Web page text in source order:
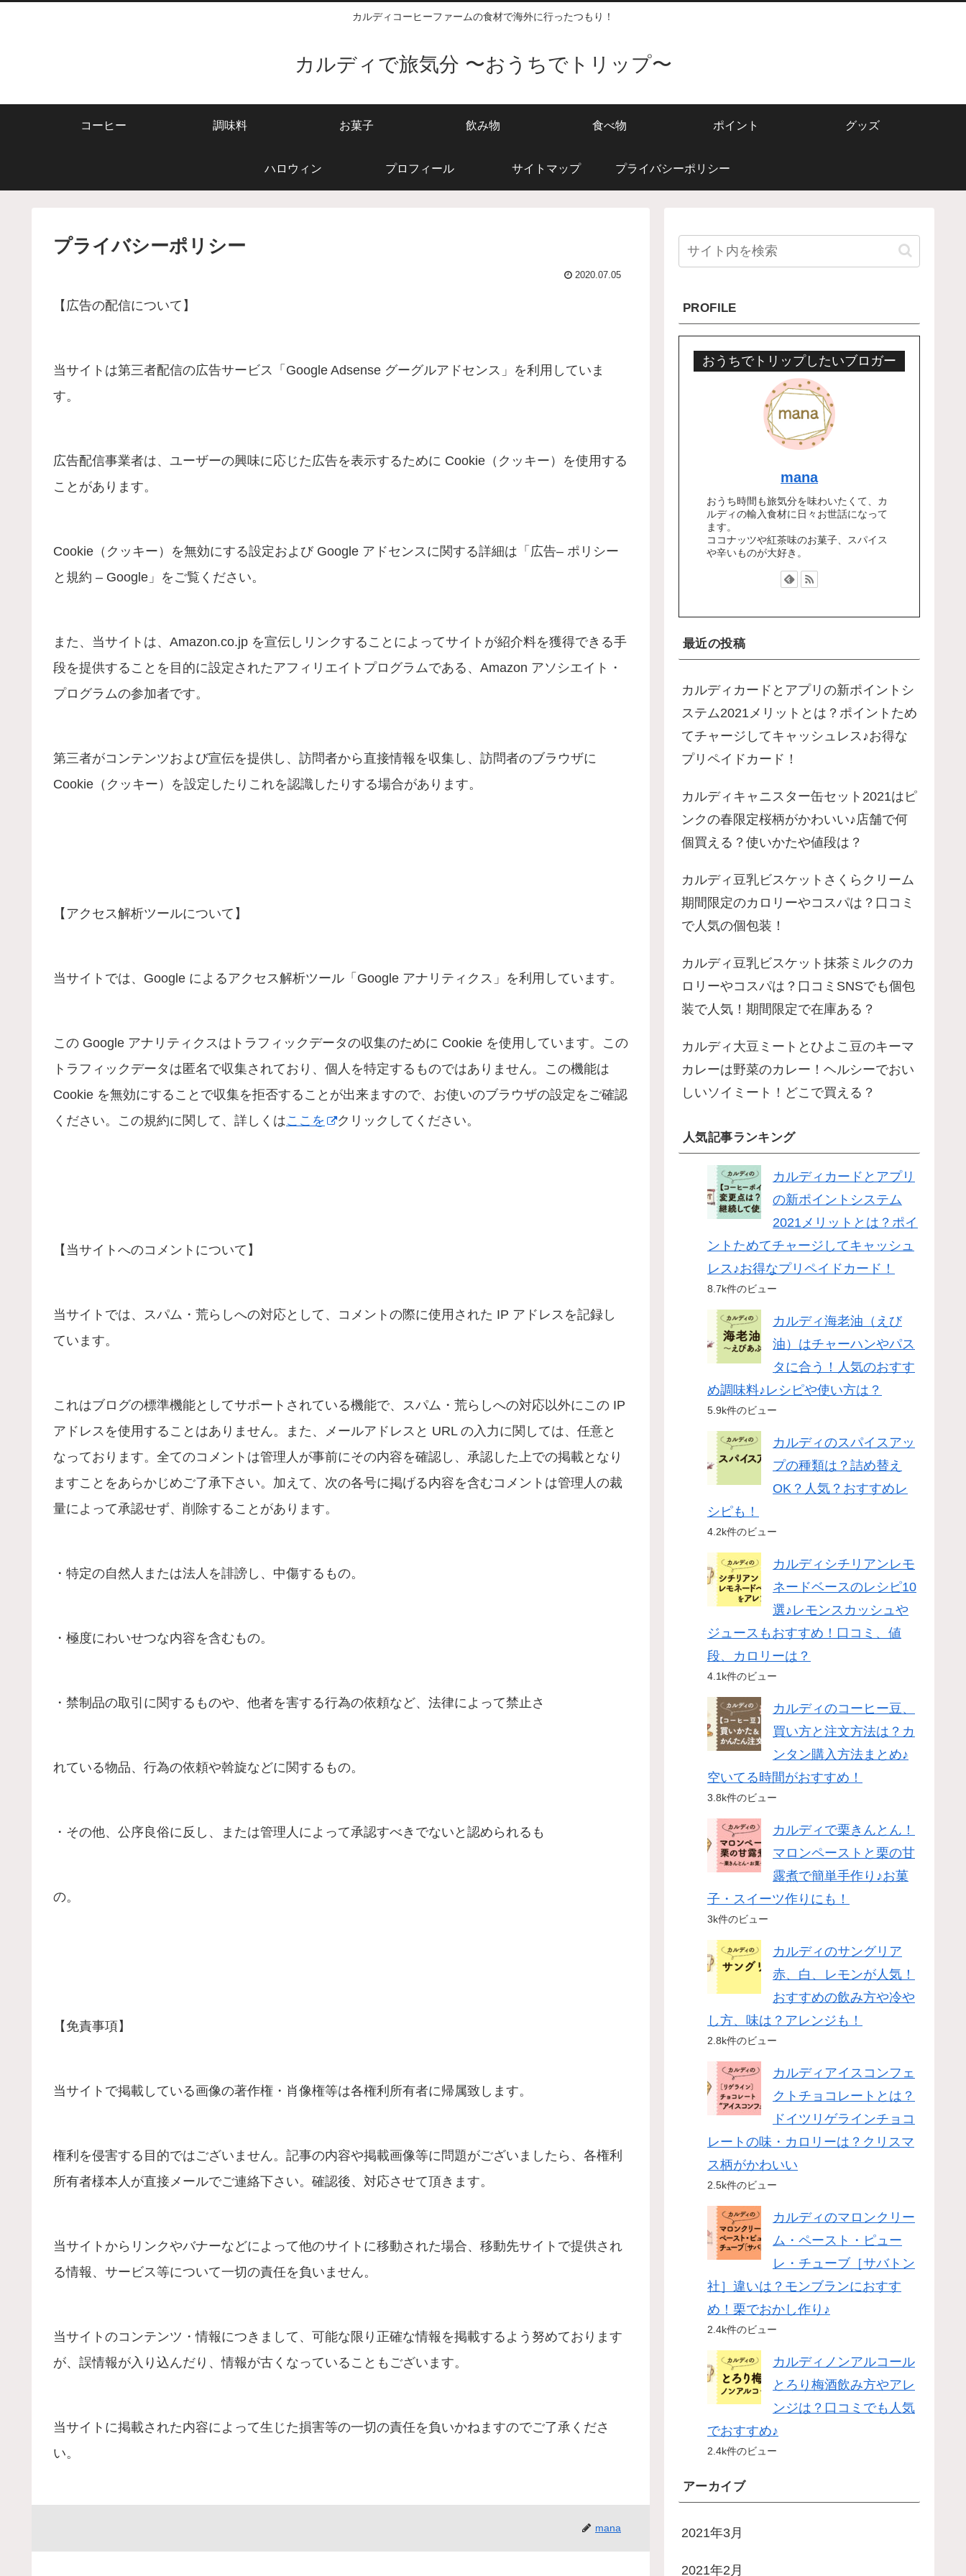
カルディコーヒーファームの食材で海外に行ったつもり！
カルディで旅気分 〜おうちでトリップ〜
コーヒー 調味料 お菓子 飲み物 食べ物 ポイント グッズ
ハロウィン プロフィール サイトマップ プライバシーポリシー
プライバシーポリシー
2020.07.05
【広告の配信について】
当サイトは第三者配信の広告サービス「Google Adsense グーグルアドセンス」を利用していま
す。
広告配信事業者は、ユーザーの興味に応じた広告を表示するために Cookie（クッキー）を使用する
ことがあります。
Cookie（クッキー）を無効にする設定および Google アドセンスに関する詳細は「広告– ポリシー
と規約 – Google」をご覧ください。
また、当サイトは、Amazon.co.jp を宣伝しリンクすることによってサイトが紹介料を獲得できる手
段を提供することを目的に設定されたアフィリエイトプログラムである、Amazon アソシエイト・
プログラムの参加者です。
第三者がコンテンツおよび宣伝を提供し、訪問者から直接情報を収集し、訪問者のブラウザに
Cookie（クッキー）を設定したりこれを認識したりする場合があります。
【アクセス解析ツールについて】
当サイトでは、Google によるアクセス解析ツール「Google アナリティクス」を利用しています。
この Google アナリティクスはトラフィックデータの収集のために Cookie を使用しています。この
トラフィックデータは匿名で収集されており、個人を特定するものではありません。この機能は
Cookie を無効にすることで収集を拒否することが出来ますので、お使いのブラウザの設定をご確認
ください。この規約に関して、詳しくはここを クリックしてください。
【当サイトへのコメントについて】
当サイトでは、スパム・荒らしへの対応として、コメントの際に使用された IP アドレスを記録し
ています。
これはブログの標準機能としてサポートされている機能で、スパム・荒らしへの対応以外にこの IP
アドレスを使用することはありません。また、メールアドレスと URL の入力に関しては、任意と
なっております。全てのコメントは管理人が事前にその内容を確認し、承認した上での掲載となり
ますことをあらかじめご了承下さい。加えて、次の各号に掲げる内容を含むコメントは管理人の裁
量によって承認せず、削除することがあります。
・特定の自然人または法人を誹謗し、中傷するもの。
・極度にわいせつな内容を含むもの。
・禁制品の取引に関するものや、他者を害する行為の依頼など、法律によって禁止さ
れている物品、行為の依頼や斡旋などに関するもの。
・その他、公序良俗に反し、または管理人によって承認すべきでないと認められるも
の。
【免責事項】
当サイトで掲載している画像の著作権・肖像権等は各権利所有者に帰属致します。
権利を侵害する目的ではございません。記事の内容や掲載画像等に問題がございましたら、各権利
所有者様本人が直接メールでご連絡下さい。確認後、対応させて頂きます。
当サイトからリンクやバナーなどによって他のサイトに移動された場合、移動先サイトで提供され
る情報、サービス等について一切の責任を負いません。
当サイトのコンテンツ・情報につきまして、可能な限り正確な情報を掲載するよう努めております
が、誤情報が入り込んだり、情報が古くなっていることもございます。
当サイトに掲載された内容によって生じた損害等の一切の責任を負いかねますのでご了承くださ
い。
mana
PROFILE
おうちでトリップしたいブロガー
mana
おうち時間も旅気分を味わいたくて、カ
ルディの輸入食材に日々お世話になって
ます。
ココナッツや紅茶味のお菓子、スパイス
や辛いものが大好き。
最近の投稿
カルディカードとアプリの新ポイントシ
ステム2021メリットとは？ポイントため
てチャージしてキャッシュレス♪お得な
プリペイドカード！
カルディキャニスター缶セット2021はピ
ンクの春限定桜柄がかわいい♪店舗で何
個買える？使いかたや値段は？
カルディ豆乳ビスケットさくらクリーム
期間限定のカロリーやコスパは？口コミ
で人気の個包装！
カルディ豆乳ビスケット抹茶ミルクのカ
ロリーやコスパは？口コミSNSでも個包
装で人気！期間限定で在庫ある？
カルディ大豆ミートとひよこ豆のキーマ
カレーは野菜のカレー！ヘルシーでおい
しいソイミート！どこで買える？
人気記事ランキング
カルディカードとアプリ
の新ポイントシステム
2021メリットとは？ポイ
ントためてチャージしてキャッシュ
レス♪お得なプリペイドカード！
8.7k件のビュー
カルディ海老油（えび
油）はチャーハンやパス
タに合う！人気のおすす
め調味料♪レシピや使い方は？
5.9k件のビュー
カルディのスパイスアッ
プの種類は？詰め替え
OK？人気？おすすめレ
シピも！
4.2k件のビュー
カルディシチリアンレモ
ネードベースのレシピ10
選♪レモンスカッシュや
ジュースもおすすめ！口コミ、値
段、カロリーは？
4.1k件のビュー
カルディのコーヒー豆、
買い方と注文方法は？カ
ンタン購入方法まとめ♪
空いてる時間がおすすめ！
3.8k件のビュー
カルディで栗きんとん！
マロンペーストと栗の甘
露煮で簡単手作り♪お菓
子・スイーツ作りにも！
3k件のビュー
カルディのサングリア
赤、白、レモンが人気！
おすすめの飲み方や冷や
し方、味は？アレンジも！
2.8k件のビュー
カルディアイスコンフェ
クトチョコレートとは？
ドイツリゲラインチョコ
レートの味・カロリーは？クリスマ
ス柄がかわいい
2.5k件のビュー
カルディのマロンクリー
ム・ペースト・ピュー
レ・チューブ［サバトン
社］違いは？モンブランにおすす
め！栗でおかし作り♪
2.4k件のビュー
カルディノンアルコール
とろり梅酒飲み方やアレ
ンジは？口コミでも人気
でおすすめ♪
2.4k件のビュー
アーカイブ
2021年3月
2021年2月